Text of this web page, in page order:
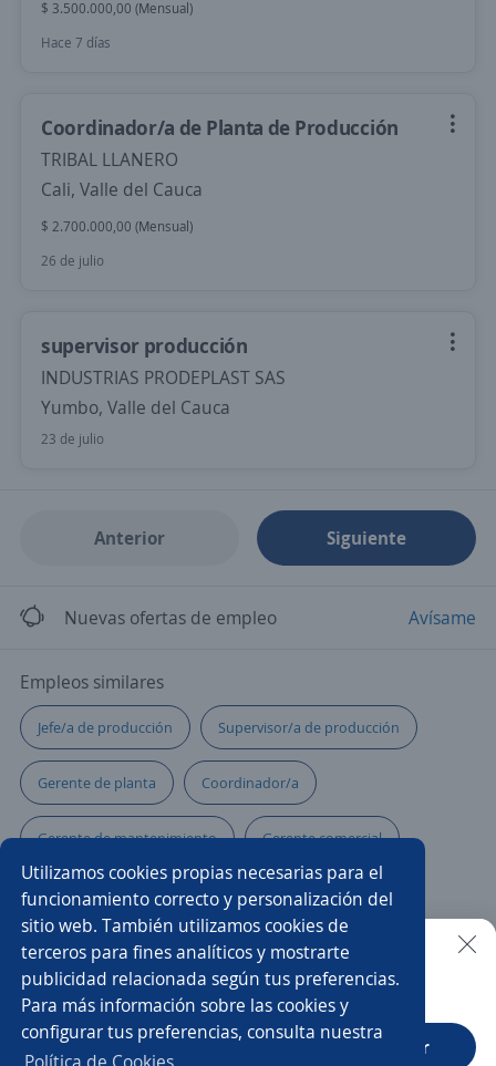
Utilizamos cookies propias necesarias para el
funcionamiento correcto y personalización del
sitio web. También utilizamos cookies de
terceros para fines analíticos y mostrarte
publicidad relacionada según tus preferencias.
Para más información sobre las cookies y
configurar tus preferencias, consulta nuestra
$ 3.500.000,00 (Mensual)
Hace 7 días
Coordinador/a de Planta de Producción
TRIBAL LLANERO
Cali, Valle del Cauca
$ 2.700.000,00 (Mensual)
26 de julio
supervisor producción
INDUSTRIAS PRODEPLAST SAS
Yumbo, Valle del Cauca
23 de julio
Anterior Siguiente
Nuevas ofertas de empleo Avísame
Empleos similares
Jefe/a de producción Supervisor/a de producción
Gerente de planta Coordinador/a
Gerente de mantenimiento Gerente comercial
Director/a de mercadeo Gerente operativo
Operario/a Producción Supervisor/a de bodega
Ejecutivo/a comercial Supervisor/a
Coordinador/a de almacén
Buscar es más fácil en la app
CT App Abrir